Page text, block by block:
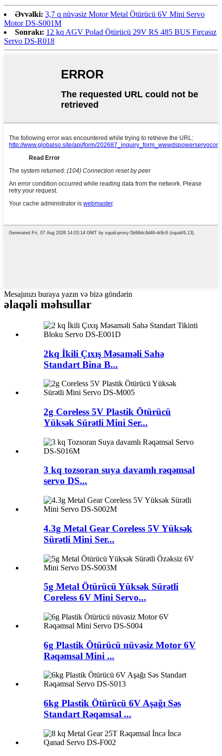
Əvvəlki: 3,7 q nüvəsiz Motor Metal Ötürücü 6V Mini Servo
Motor DS-S001M
Sonrakı: 12 kq AGV Polad Ötürücü 29V RS 485 BUS Fırçasız
Servo DS-R018
Mesajınızı buraya yazın və bizə göndərin
əlaqəli məhsullar
2kq İkili Çıxış Məsaməli Sahə
Standart Bina B...
2g Coreless 5V Plastik Ötürücü
Yüksək Sürətli Mini Ser...
3 kq tozsoran suya davamlı rəqəmsal
servo DS...
4.3g Metal Gear Coreless 5V Yüksək
Sürətli Mini Ser...
5g Metal Ötürücü Yüksək Sürətli
Coreless 6V Mini Servo...
6g Plastik Ötürücü nüvəsiz Motor 6V
Rəqəmsal Mini ...
6kg Plastik Ötürücü 6V Aşağı Səs
Standart Rəqəmsal ...